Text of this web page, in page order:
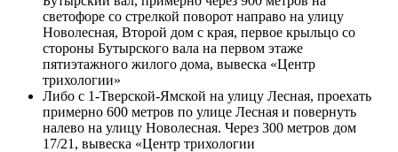
светофоре со стрелкой поворот направо на улицу
Новолесная, Второй дом с края, первое крыльцо со
стороны Бутырского вала на первом этаже
пятиэтажного жилого дома, вывеска «Центр
трихологии»
Либо с 1-Тверской-Ямской на улицу Лесная, проехать
примерно 600 метров по улице Лесная и повернуть
налево на улицу Новолесная. Через 300 метров дом
17/21, вывеска «Центр трихологии